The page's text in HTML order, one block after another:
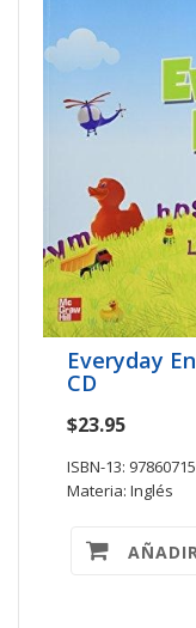
Everyday
CD
$23.95
ISBN-13:
Materia: Inglés